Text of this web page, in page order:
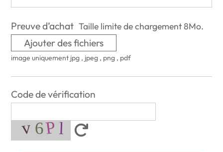
Preuve d’achat Taille limite de chargement 8Mo.
Ajouter des fichiers
image uniquement jpg , jpeg , png , pdf
Code de vérification